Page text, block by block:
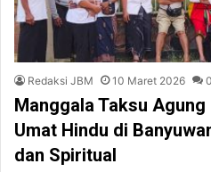
Redaksi JBM 10 Maret 2026 0
Manggala Taksu
Umat Hindu di
dan Spiritual